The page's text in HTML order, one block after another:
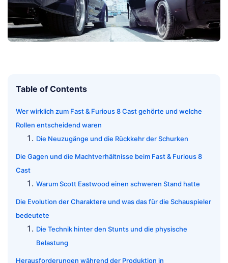
Table of Contents
Wer wirklich zum Fast & Furious 8 Cast gehörte und welche
Rollen entscheidend waren
Die Neuzugänge und die Rückkehr der Schurken
Die Gagen und die Machtverhältnisse beim Fast & Furious 8
Cast
Warum Scott Eastwood einen schweren Stand hatte
Die Evolution der Charaktere und was das für die Schauspieler
bedeutete
Die Technik hinter den Stunts und die physische
Belastung
Herausforderungen während der Produktion in